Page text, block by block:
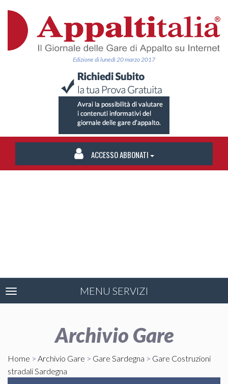
Edizione di lunedì 20 marzo 2017
ACCESSO ABBONATI
MENU SERVIZI
Toggle
navigation
Archivio Gare
Home > Archivio Gare > Gare Sardegna > Gare Costruzioni
stradali Sardegna